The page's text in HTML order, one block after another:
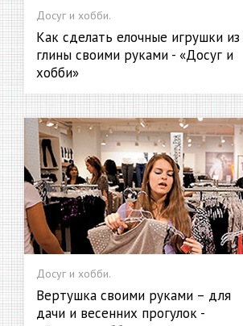
Досуг и хобби.
Как сделать елочные игрушки из
глины своими руками - «Досуг и
хобби»
Досуг и хобби.
Вертушка своими руками – для
дачи и весенних прогулок -